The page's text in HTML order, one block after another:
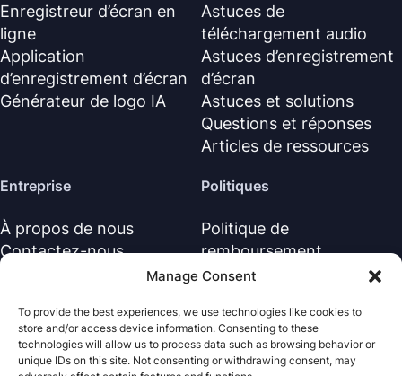
Manage Consent
To provide the best experiences, we use technologies like cookies to
store and/or access device information. Consenting to these
technologies will allow us to process data such as browsing behavior or
unique IDs on this site. Not consenting or withdrawing consent, may
Enregistreur d’écran en
ligne
Application
d’enregistrement d’écran
Générateur de logo IA
Astuces de
téléchargement audio
Astuces d’enregistrement
d’écran
Astuces et solutions
Questions et réponses
Articles de ressources
Entreprise
À propos de nous
Contactez-nous
Centre d’assistance
Politiques
Politique de
remboursement
Politique de confidentialité
Accord de licence (EN)
Conditions générales
Désinstaller